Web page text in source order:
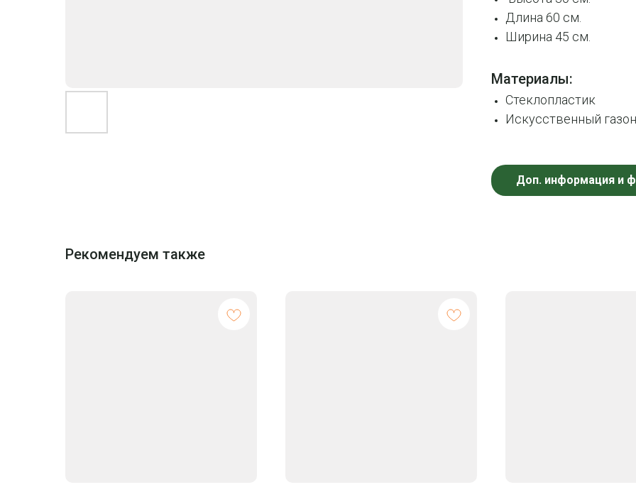
Длина 60 см.
Ширина 45 см.
Материалы:
Стеклопластик
Искусственный
Доп. информация и
Рекомендуем также